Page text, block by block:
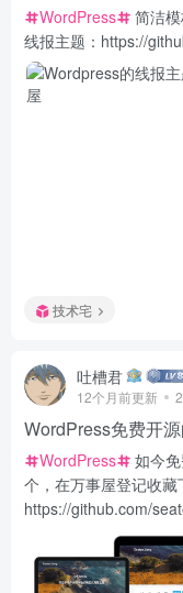
WordPress
简洁
线报主题：https://
技术宅
吐槽君
12个月前更新
WordPress免费开
WordPress
如今
个，在万事屋登记收藏
https://github.com/